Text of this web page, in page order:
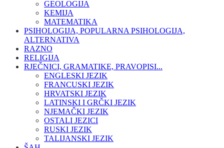
GEOLOGIJA
KEMIJA
MATEMATIKA
PSIHOLOGIJA, POPULARNA PSIHOLOGIJA,
ALTERNATIVA
RAZNO
RELIGIJA
RJEČNICI, GRAMATIKE, PRAVOPISI...
ENGLESKI JEZIK
FRANCUSKI JEZIK
HRVATSKI JEZIK
LATINSKI I GRČKI JEZIK
NJEMAČKI JEZIK
OSTALI JEZICI
RUSKI JEZIK
TALIJANSKI JEZIK